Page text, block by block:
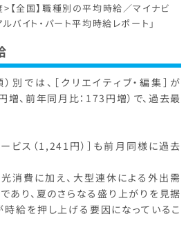
>【全国】職種別の平均時給／マイナビ
バイト・パート平均時給レポート」
別では、［クリエイティブ・編集］が
、前年同月比：173円増）で、過去最
ービス（1,241円）］も前月同様に過去
消費に加え、大型連休による外出需
あり、夏のさらなる盛り上がりを見据
給を押し上げる要因になっているこ